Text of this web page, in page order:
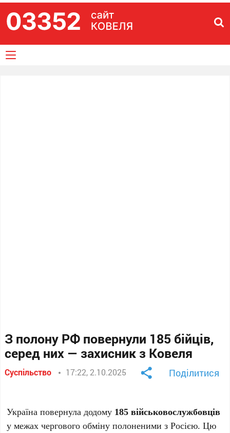
З полону РФ повернули 185 бійців,
серед них — захисник з Ковеля
Суспільство 17:22, 2.10.2025 Поділитися
Україна повернула додому 185 військовослужбовців
у межах чергового обміну полоненими з Росією. Цю